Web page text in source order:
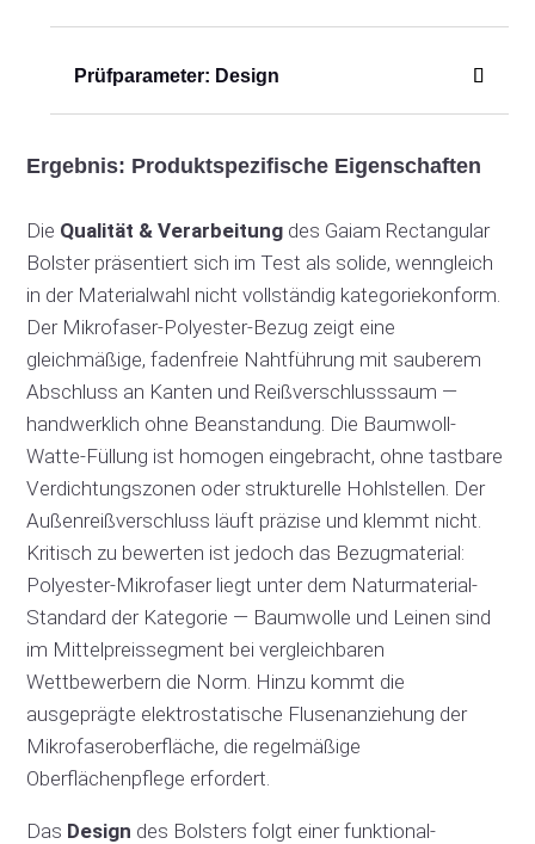
Prüfparameter: Design
Ergebnis: Produktspezifische Eigenschaften
Die Qualität & Verarbeitung des Gaiam Rectangular
Bolster präsentiert sich im Test als solide, wenngleich
in der Materialwahl nicht vollständig kategoriekonform.
Der Mikrofaser-Polyester-Bezug zeigt eine
gleichmäßige, fadenfreie Nahtführung mit sauberem
Abschluss an Kanten und Reißverschlusssaum —
handwerklich ohne Beanstandung. Die Baumwoll-
Watte-Füllung ist homogen eingebracht, ohne tastbare
Verdichtungszonen oder strukturelle Hohlstellen. Der
Außenreißverschluss läuft präzise und klemmt nicht.
Kritisch zu bewerten ist jedoch das Bezugmaterial:
Polyester-Mikrofaser liegt unter dem Naturmaterial-
Standard der Kategorie — Baumwolle und Leinen sind
im Mittelpreissegment bei vergleichbaren
Wettbewerbern die Norm. Hinzu kommt die
ausgeprägte elektrostatische Flusenanziehung der
Mikrofaseroberfläche, die regelmäßige
Oberflächenpflege erfordert.
Das Design des Bolsters folgt einer funktional-